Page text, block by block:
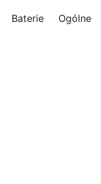
Baterie Ogólne